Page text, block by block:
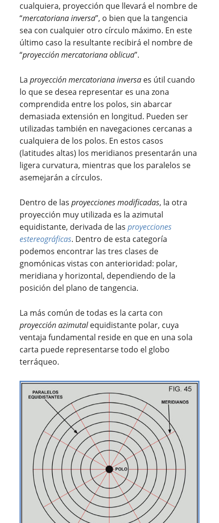
cualquiera, proyección que llevará el nombre de
“mercatoriana inversa”, o bien que la tangencia
sea con cualquier otro círculo máximo. En este
último caso la resultante recibirá el nombre de
“proyección mercatoriana oblicua”.
La proyección mercatoriana inversa es útil cuando
lo que se desea representar es una zona
comprendida entre los polos, sin abarcar
demasiada extensión en longitud. Pueden ser
utilizadas también en navegaciones cercanas a
cualquiera de los polos. En estos casos
(latitudes altas) los meridianos presentarán una
ligera curvatura, mientras que los paralelos se
asemejarán a círculos.
Dentro de las proyecciones modificadas, la otra
proyección muy utilizada es la azimutal
equidistante, derivada de las proyecciones
estereográficas. Dentro de esta categoría
podemos encontrar las tres clases de
gnomónicas vistas con anterioridad: polar,
meridiana y horizontal, dependiendo de la
posición del plano de tangencia.
La más común de todas es la carta con
proyección azimutalequidistante polar, cuya
ventaja fundamental reside en que en una sola
carta puede representarse todo el globo
terráqueo.